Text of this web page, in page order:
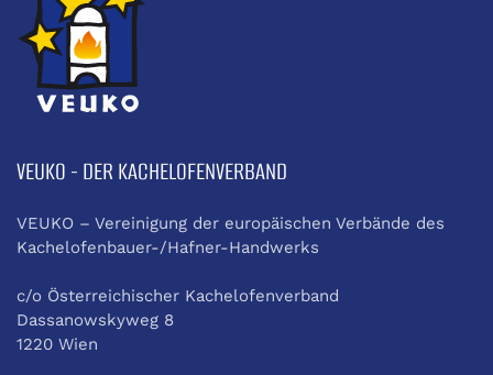
VEUKO - DER KACHELOFENVERBAND
VEUKO – Vereinigung der europäischen Verbände des
Kachelofenbauer-/Hafner-Handwerks
c/o Österreichischer Kachelofenverband
Dassanowskyweg 8
1220 Wien